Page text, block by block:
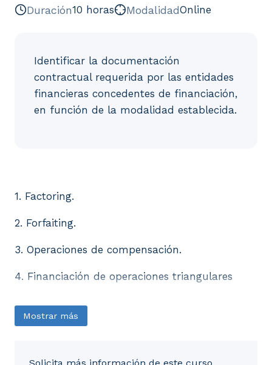
Duración10 horas ModalidadOnline
Identificar la documentación
contractual requerida por las entidades
financieras concedentes de financiación,
en función de la modalidad establecida.
1. Factoring.
2. Forfaiting.
3. Operaciones de compensación.
4. Financiación de operaciones triangulares
Mostrar más